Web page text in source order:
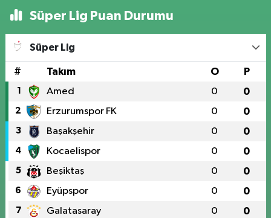
Süper Lig Puan Durumu
Süper Lig
# Takım O P
1 Amed 0 0
2 Erzurumspor FK 0 0
3 Başakşehir 0 0
4 Kocaelispor 0 0
5 Beşiktaş 0 0
6 Eyüpspor 0 0
7 Galatasaray 0 0